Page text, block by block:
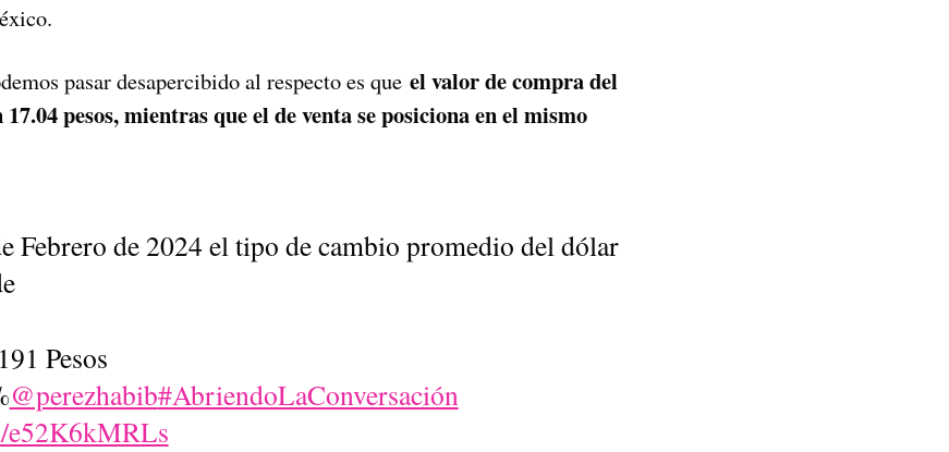
pasar desapercibido al respecto es que el valor de compra del
pesos, mientras que el de venta se posiciona en el mismo
Febrero de 2024 el tipo de cambio promedio del dólar
Pesos
@perezhabib#AbriendoLaConversación
e52K6kMRLs